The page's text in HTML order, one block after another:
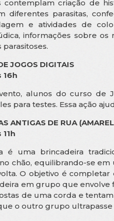
contemplam criação de
diferentes parasitas,
e atividades de
informações sobre
parasitoses.
JOGOS DIGITAIS
16h
alunos do curso de
para testes. Essa ação
ANTIGAS DE RUA
11h
é uma brincadeira
chão, equilibrando-se
O objetivo é
em grupo que
de uma corda e
o outro grupo ultrapasse